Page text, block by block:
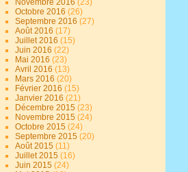
Novembre 2016(23)
Octobre 2016(26)
Septembre 2016(27)
Août 2016(17)
Juillet 2016(15)
Juin 2016(22)
Mai 2016(23)
Avril 2016(13)
Mars 2016(20)
Février 2016(15)
Janvier 2016(21)
Décembre 2015(23)
Novembre 2015(24)
Octobre 2015(24)
Septembre 2015(20)
Août 2015(11)
Juillet 2015(16)
Juin 2015(24)